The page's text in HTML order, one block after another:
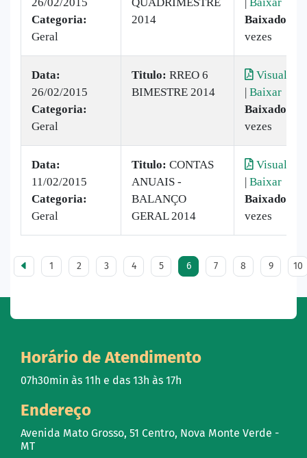
Categoria:
Geral
2014
Baixado:
vezes
Data:
26/02/2015
Categoria:
Geral
Titulo: RREO 6
BIMESTRE 2014
Visualizar
| Baixar
Baixado:
vezes
Data:
11/02/2015
Categoria:
Geral
Titulo: CONTAS
ANUAIS -
BALANÇO
GERAL 2014
Visualizar
| Baixar
Baixado:
vezes
1 2 3 4 5 6 7 8 9 10
Horário de Atendimento
07h30min às 11h e das 13h às 17h
Endereço
Avenida Mato Grosso, 51 Centro, Nova Monte Verde -
MT